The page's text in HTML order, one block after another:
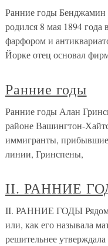
Ранние годы Бенджамин
родился 8 мая 1894
фарфором и
Йорке отец основал
Ранние годы
Ранние годы Алан
районе Вашингтон-
иммигранты,
линии, Гринспены,
II. РАННИЕ
II. РАННИЕ ГОДЫ Рядом
или, как его называла
решительнее